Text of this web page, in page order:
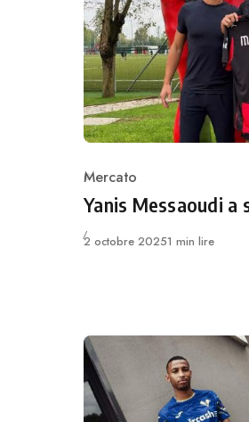
Category
Mercato
Yanis Messaoudi a
Publié
2 octobre 20251 min lire